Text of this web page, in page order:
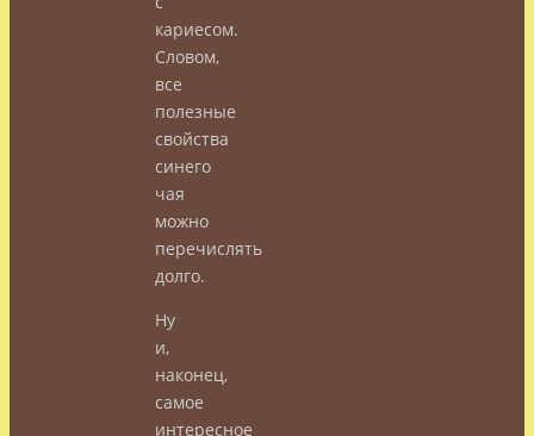
кариесом.
Словом,
все
полезные
свойства
синего
чая
можно
перечислять
долго.
Ну
и,
наконец,
самое
интересное